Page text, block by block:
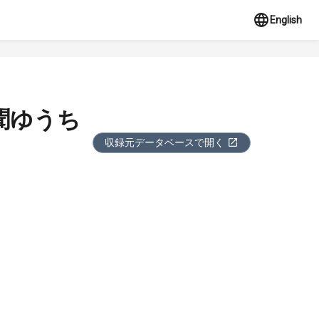
English
ゆうち
収録元データベースで開く